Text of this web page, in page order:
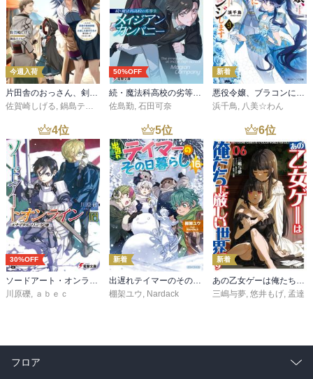
今週入荷
片田舎のおっさん、剣聖になる 11 ～ただの田舎の剣術師範だったのに、大成した弟子たちが俺を放ってくれない件～
佐賀崎しげる, 鍋島テツヒロ
50%OFF
続・魔法科高校の劣等生 メイジアン・カンパニー(11)
佐島勤, 石田可奈
新着
悪役令嬢、ブラコンにジョブチェンジします９【電子特典付き】
浜千鳥, 八美☆わん
4位
30%OFF
ソードアート・オンライン29 ユナイタル・リングVIII
川原礫, ａｂｅｃ
5位
新着
出遅れテイマーのその日暮らし 16
棚架ユウ, Nardack
6位
新着
あの乙女ゲーは俺たちに厳しい世界です 6
三嶋与夢, 悠井もげ, 孟達
フロア